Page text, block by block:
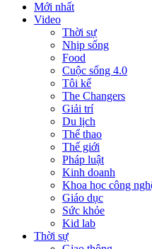
Mới nhất
Video
Thời sự
Nhịp sống
Food
Cuộc sống 4.0
Tôi kể
The Changers
Giải trí
Du lịch
Thể thao
Thế giới
Pháp luật
Kinh doanh
Khoa học công
Giáo dục
Sức khỏe
Kid lab
Thời sự